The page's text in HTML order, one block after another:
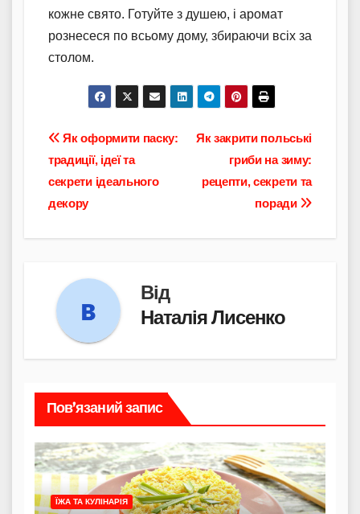
кожне свято. Готуйте з душею, і аромат
рознесеся по всьому дому, збираючи всіх за
столом.
Навігація
записів
Як закрити польські
гриби на зиму:
рецепти, секрети та
поради
Як оформити паску:
традиції, ідеї та
секрети ідеального
декору
Від
Наталія Лисенко
Пов’язаний запис
ЇЖА ТА КУЛІНАРІЯ